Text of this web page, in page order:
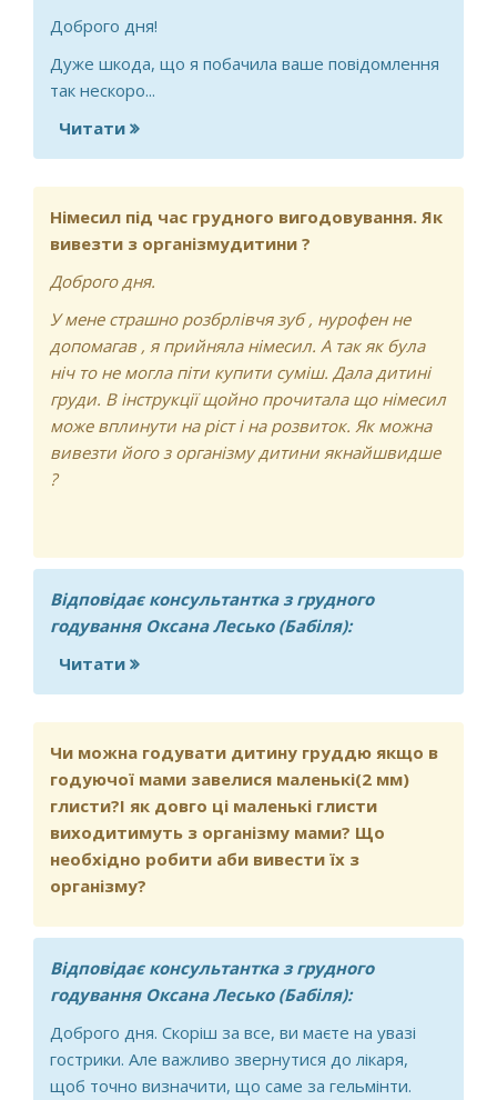
Доброго дня!
Дуже шкода, що я побачила ваше повідомлення
так нескоро...
Читати про Добрий вечір! Дитині 3 місяці,
маємо кривошию. Дитині боляче їсти
груди, відмовляється і плаче.
Годуємось тільки сонними. З
народження на гв, соску не даємо.
Німесил під час грудного вигодовування. Як
вивезти з організмудитини ?
Доброго дня.
У мене страшно розбрлівчя зуб , нурофен не
допомагав , я прийняла німесил. А так як була
ніч то не могла піти купити суміш. Дала дитині
груди. В інструкції щойно прочитала що німесил
може вплинути на ріст і на розвиток. Як можна
вивезти його з організму дитини якнайшвидше
?
Відповідає консультантка з грудного
годування Оксана Лесько (Бабіля):
Читати про Німесил під час грудного
вигодовування. Як вивезти з
організмудитини ?
Чи можна годувати дитину груддю якщо в
годуючої мами завелися маленькі(2 мм)
глисти?І як довго ці маленькі глисти
виходитимуть з організму мами? Що
необхідно робити аби вивести їх з
організму?
Відповідає консультантка з грудного
годування Оксана Лесько (Бабіля):
Доброго дня. Скоріш за все, ви маєте на увазі
гострики. Але важливо звернутися до лікаря,
щоб точно визначити, що саме за гельмінти.